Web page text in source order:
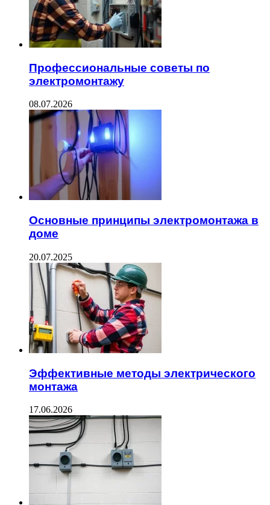
Профессиональные советы по
электромонтажу
08.07.2026
Основные принципы электромонтажа в
доме
20.07.2025
Эффективные методы электрического
монтажа
17.06.2026